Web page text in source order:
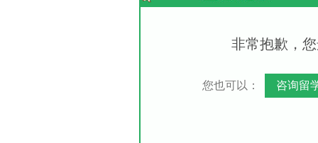
非常抱歉，
您也可以： 咨询留